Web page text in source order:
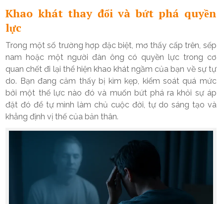
Khao khát thay đổi và bứt phá quyền
lực
Trong một số trường hợp đặc biệt, mơ thấy cấp trên, sếp
nam hoặc một người đàn ông có quyền lực trong cơ
quan chết đi lại thể hiện khao khát ngầm của bạn về sự tự
do. Bạn đang cảm thấy bị kìm kẹp, kiểm soát quá mức
bởi một thế lực nào đó và muốn bứt phá ra khỏi sự áp
đặt đó để tự mình làm chủ cuộc đời, tự do sáng tạo và
khẳng định vị thế của bản thân.